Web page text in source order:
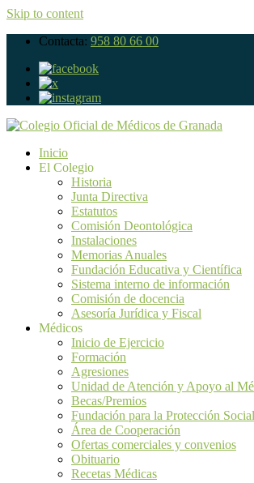
Skip to content
Contacta: 958 80 66 00
Inicio
El Colegio
Historia
Junta Directiva
Estatutos
Comisión Deontológica
Instalaciones
Memorias Anuales
Fundación Educativa y Científica
Sistema interno de información
Comisión de docencia
Asesoría Jurídica y Fiscal
Médicos
Inicio de Ejercicio
Formación
Agresiones
Unidad de Atención y Apoyo al
Becas/Premios
Fundación para la Protección Social
Área de Cooperación
Ofertas comerciales y convenios
Obituario
Recetas Médicas